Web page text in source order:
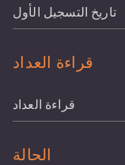
تاريخ التسجيل الأول
قراءة العداد
قراءة العداد
الحالة